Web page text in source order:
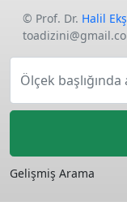
© Prof. Dr. Halil
Ölçek başlığında
Gelişmiş Arama